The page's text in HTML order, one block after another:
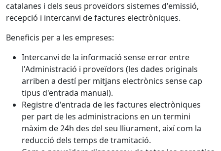
catalanes i dels seus proveïdors sistemes d'emissió,
recepció i intercanvi de factures electròniques.
Beneficis per a les empreses:
Intercanvi de la informació sense error entre
l'Administració i proveïdors (les dades originals
arriben a destí per mitjans electrònics sense cap
tipus d'entrada manual).
Registre d'entrada de les factures electròniques
per part de les administracions en un termini
màxim de 24h des del seu lliurament, així com la
reducció dels temps de tramitació.